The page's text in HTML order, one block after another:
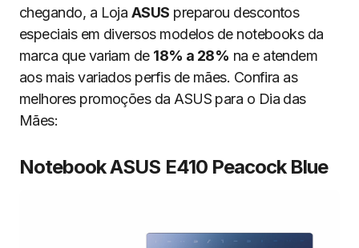
chegando, a Loja ASUS preparou descontos
especiais em diversos modelos de notebooks da
marca que variam de 18% a 28% na e atendem
aos mais variados perfis de mães. Confira as
melhores promoções da ASUS para o Dia das
Mães:
Notebook ASUS E410 Peacock Blue